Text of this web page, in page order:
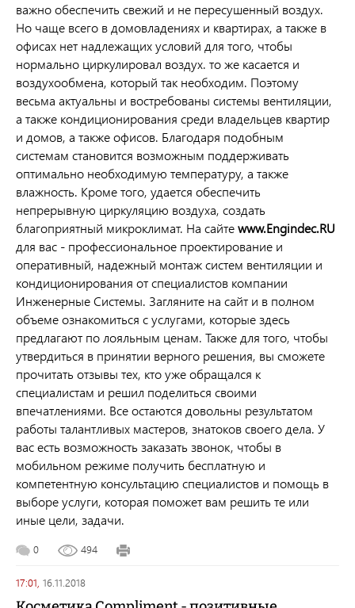
важно обеспечить свежий и не пересушенный воздух.
Но чаще всего в домовладениях и квартирах, а также в
офисах нет надлежащих условий для того, чтобы
нормально циркулировал воздух. то же касается и
воздухообмена, который так необходим. Поэтому
весьма актуальны и востребованы системы вентиляции,
а также кондиционирования среди владельцев квартир
и домов, а также офисов. Благодаря подобным
системам становится возможным поддерживать
оптимально необходимую температуру, а также
влажность. Кроме того, удается обеспечить
непрерывную циркуляцию воздуха, создать
благоприятный микроклимат. На сайтеwww.Engindec.RU
для вас - профессиональное проектирование и
оперативный, надежный монтаж систем вентиляции и
кондиционирования от специалистов компании
Инженерные Системы. Загляните на сайт и в полном
объеме ознакомиться с услугами, которые здесь
предлагают по лояльным ценам. Также для того, чтобы
утвердиться в принятии верного решения, вы сможете
прочитать отзывы тех, кто уже обращался к
специалистам и решил поделиться своими
впечатлениями. Все остаются довольны результатом
работы талантливых мастеров, знатоков своего дела. У
вас есть возможность заказать звонок, чтобы в
мобильном режиме получить бесплатную и
компетентную консультацию специалистов и помощь в
выборе услуги, которая поможет вам решить те или
иные цели, задачи.
0 494
17:01, 16.11.2018